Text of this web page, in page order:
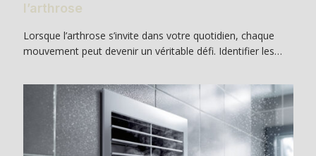
l’arthrose
Lorsque l’arthrose s’invite dans votre quotidien, chaque
mouvement peut devenir un véritable défi. Identifier les…